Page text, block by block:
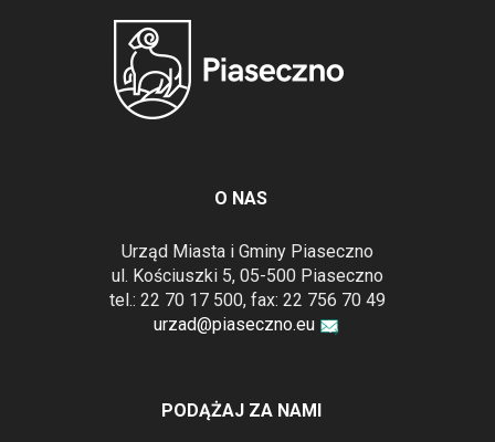
O NAS
Urząd Miasta i Gminy Piaseczno
ul. Kościuszki 5, 05-500 Piaseczno
tel.: 22 70 17 500, fax: 22 756 70 49
urzad@piaseczno.eu
PODĄŻAJ ZA NAMI